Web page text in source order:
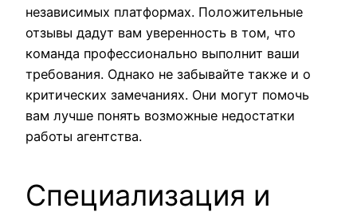
независимых платформах. Положительные
отзывы дадут вам уверенность в том, что
команда профессионально выполнит ваши
требования. Однако не забывайте также и о
критических замечаниях. Они могут помочь
вам лучше понять возможные недостатки
работы агентства.
Специализация и